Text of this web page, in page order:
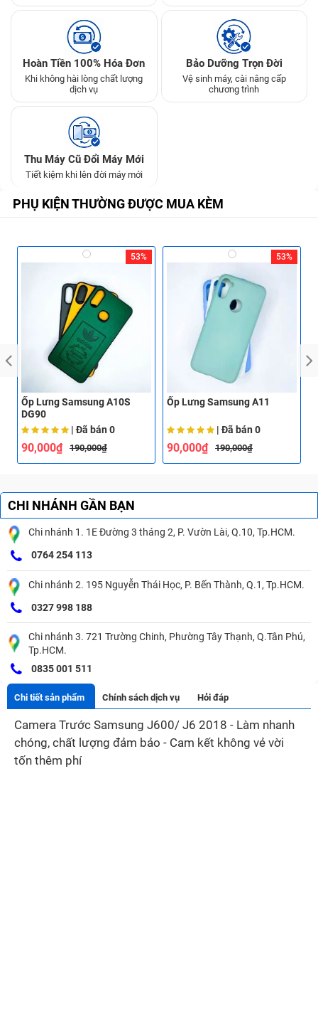
Hoàn Tiền 100% Hóa Đơn
Khi không hài lòng chất lượng
dịch vụ
Bảo Dưỡng Trọn Đời
Vệ sinh máy, cài nâng cấp
chương trình
Thu Máy Cũ Đổi Máy Mới
Tiết kiệm khi lên đời máy mới
PHỤ KIỆN THƯỜNG ĐƯỢC MUA KÈM
53%
Ốp Lưng Samsung A10S
DG90
| Đã bán 0
90,000₫ 190,000₫
53%
Ốp Lưng Samsung A11
| Đã bán 0
90,000₫ 190,000₫
CHI NHÁNH GẦN BẠN
Chi nhánh 1. 1E Đường 3 tháng 2, P. Vườn Lài, Q.10, Tp.HCM.
0764 254 113
Chi nhánh 2. 195 Nguyễn Thái Học, P. Bến Thành, Q.1, Tp.HCM.
0327 998 188
Chi nhánh 3. 721 Trường Chinh, Phường Tây Thạnh, Q.Tân Phú,
Tp.HCM.
0835 001 511
Chi tiết sản phẩm Chính sách dịch vụ Hỏi đáp
Camera Trước Samsung J600/ J6 2018 - Làm nhanh
chóng, chất lượng đảm bảo - Cam kết không vẻ vời
tốn thêm phí